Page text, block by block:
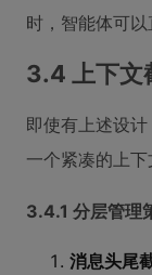
时，智能体可
3.4 上下文
即使有上述设
一个紧凑的上
3.4.1 分层管理
消息头尾